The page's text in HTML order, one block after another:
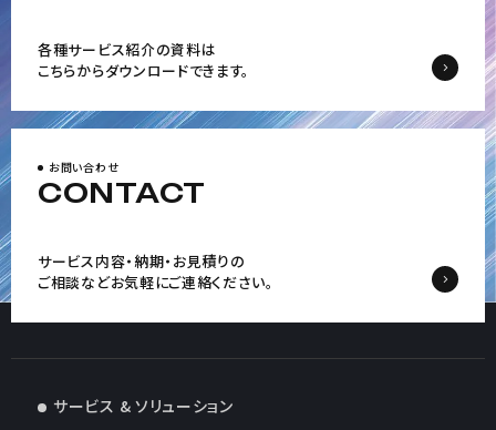
各種サービス紹介の資料は
こちらからダウンロードできます。
お問い合わせ
CONTACT
サービス内容・納期・お見積りの
ご相談などお気軽にご連絡ください。
サービス & ソリューション